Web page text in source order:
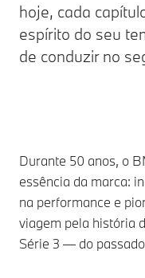
hoje, cada
espírito do seu
de conduzir no
Durante 50 anos, o
essência da marca:
na performance e
viagem pela história
Série 3 — do